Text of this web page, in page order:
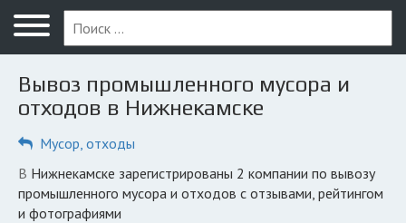
Меню
Главная
Вопрос юристу
Компании
Вывоз промышленного мусора и
отходов в Нижнекамске
Мусор, отходы
в Нижнекамске зарегистрированы 2 компании по вывозу
промышленного мусора и отходов с отзывами, рейтингом
и фотографиями